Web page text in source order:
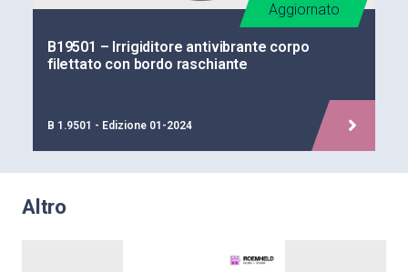
B19501 – Irrigiditore antivibrante corpo
filettato con bordo raschiante
Aggiornato
B 1.9501 - Edizione 01-2024
Altro